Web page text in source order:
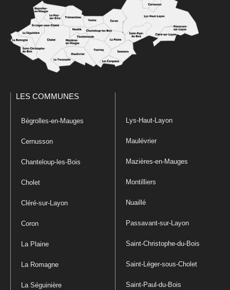
LES COMMUNES
Bégrolles-en-Mauges
Cernusson
Chanteloup-les-Bois
Cholet
Cléré-sur-Layon
Coron
La Plaine
La Romagne
La Séguinière
Lys-Haut-Layon
Maulévrier
Mazières-en-Mauges
Montilliers
Nuaillé
Passavant-sur-Layon
Saint-Christophe-du-Bois
Saint-Léger-sous-Cholet
Saint-Paul-du-Bois